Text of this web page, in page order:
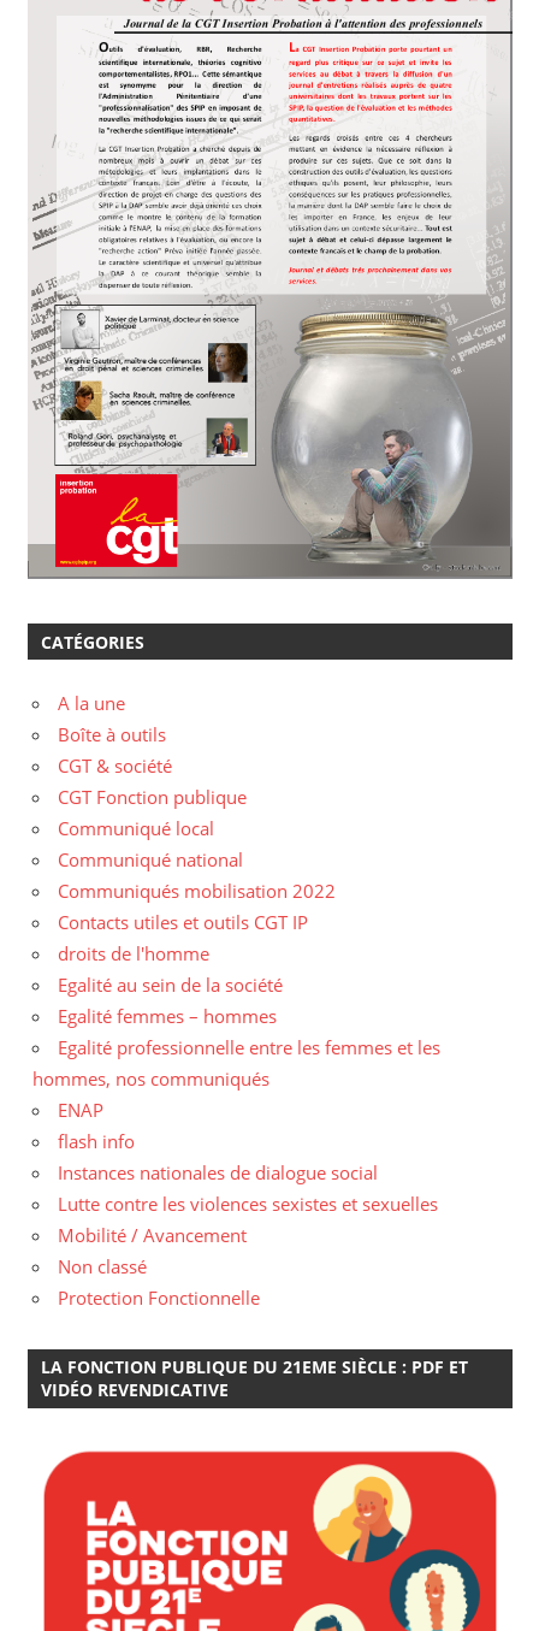
CATÉGORIES
A la une
Boîte à outils
CGT & société
CGT Fonction publique
Communiqué local
Communiqué national
Communiqués mobilisation 2022
Contacts utiles et outils CGT IP
droits de l'homme
Egalité au sein de la société
Egalité femmes – hommes
Egalité professionnelle entre les femmes et les
hommes, nos communiqués
ENAP
flash info
Instances nationales de dialogue social
Lutte contre les violences sexistes et sexuelles
Mobilité / Avancement
Non classé
Protection Fonctionnelle
LA FONCTION PUBLIQUE DU 21EME SIÈCLE : PDF ET
VIDÉO REVENDICATIVE